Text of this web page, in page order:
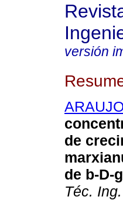
versión
de
de b-D-
Téc.